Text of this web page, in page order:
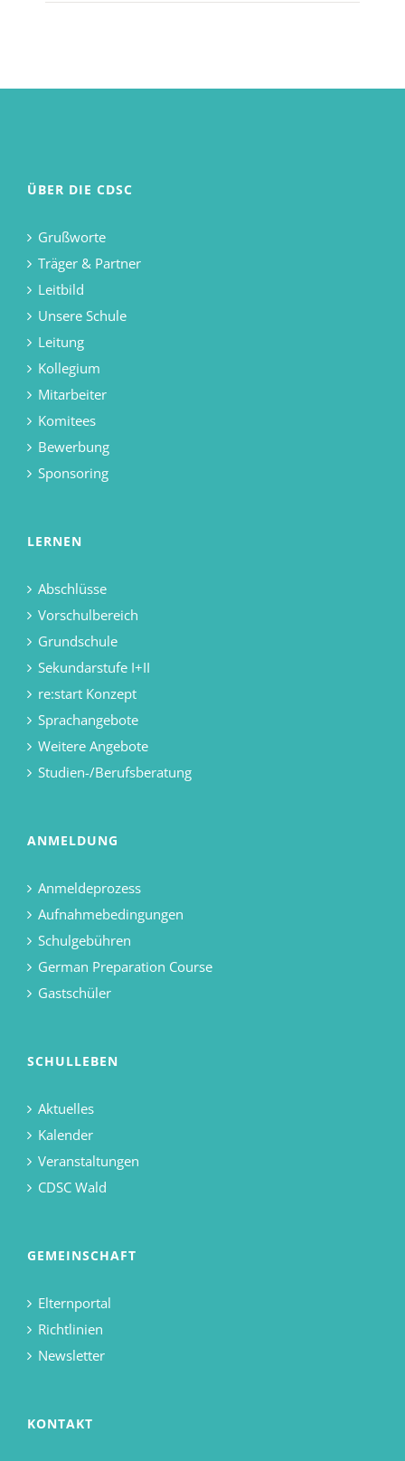
ÜBER DIE CDSC
Grußworte
Träger & Partner
Leitbild
Unsere Schule
Leitung
Kollegium
Mitarbeiter
Komitees
Bewerbung
Sponsoring
LERNEN
Abschlüsse
Vorschulbereich
Grundschule
Sekundarstufe I+II
re:start Konzept
Sprachangebote
Weitere Angebote
Studien-/Berufsberatung
ANMELDUNG
Anmeldeprozess
Aufnahmebedingungen
Schulgebühren
German Preparation Course
Gastschüler
SCHULLEBEN
Aktuelles
Kalender
Veranstaltungen
CDSC Wald
GEMEINSCHAFT
Elternportal
Richtlinien
Newsletter
KONTAKT